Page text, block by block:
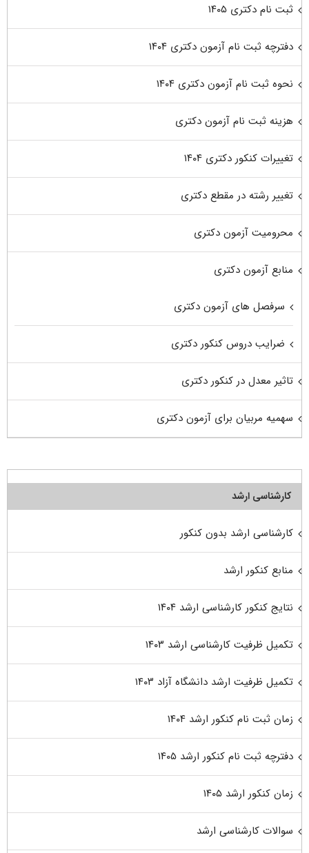
ثبت نام دکتری ۱۴۰۵
دفترچه ثبت نام آزمون دکتری ۱۴۰۴
نحوه ثبت نام آزمون دکتری ۱۴۰۴
هزینه ثبت نام آزمون دکتری
تغییرات کنکور دکتری ۱۴۰۴
تغییر رشته در مقطع دکتری
محرومیت آزمون دکتری
منابع آزمون دکتری
سرفصل های آزمون دکتری
ضرایب دروس کنکور دکتری
تاثیر معدل در کنکور دکتری
سهمیه مربیان برای آزمون دکتری
کارشناسی ارشد
کارشناسی ارشد بدون کنکور
منابع کنکور ارشد
نتایج کنکور کارشناسی ارشد ۱۴۰۴
تکمیل ظرفیت کارشناسی ارشد ۱۴۰۳
تکمیل ظرفیت ارشد دانشگاه آزاد ۱۴۰۳
زمان ثبت نام کنکور ارشد ۱۴۰۴
دفترچه ثبت نام کنکور ارشد ۱۴۰۵
زمان کنکور ارشد ۱۴۰۵
سوالات کارشناسی ارشد